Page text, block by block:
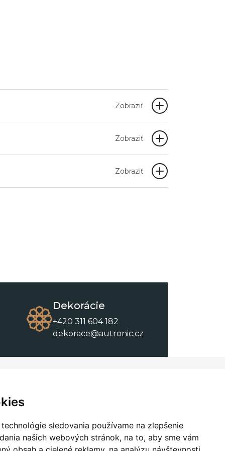
sledovania používame na zlepšenie
našich webových stránok, na to, aby sme vám
Zobraziť
Zobraziť
Zobraziť
Dekorácie
+420 311 604 182
dekorace@autronic.cz
Kontakty